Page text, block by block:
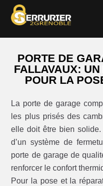
PORTE DE
FALLAVAUX:
POUR LA
La porte de garage
les plus prisés des
elle doit être bien
d’un système de
porte de garage de
renforcer le confort
Pour la pose et la